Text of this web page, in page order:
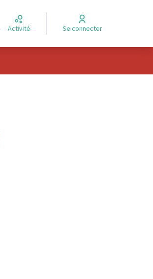
Activité Se connecter